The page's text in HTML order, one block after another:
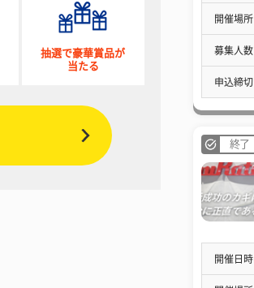
抽選で豪華賞品が
当たる
開催場所
募集人数
申込締切
終了
開催日時